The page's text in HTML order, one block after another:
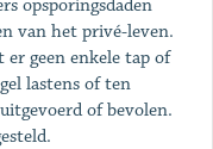
opsporingsdaden
van het privé-leven.
geen enkele tap of
lastens of ten
of bevolen.